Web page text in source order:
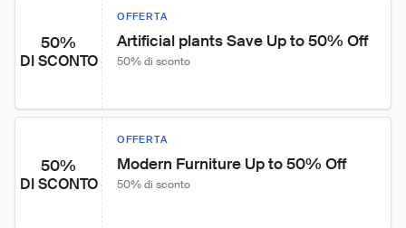
50%
DI SCONTO
OFFERTA
Artificial plants Save Up to 50% Off
50% di sconto
50%
DI SCONTO
OFFERTA
Modern Furniture Up to 50% Off
50% di sconto